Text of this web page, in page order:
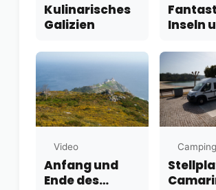
Kulinarisches
Galizien
Inseln
Video
Anfang und
Ende des